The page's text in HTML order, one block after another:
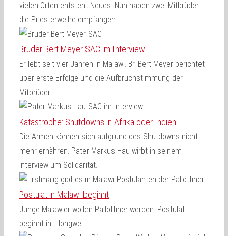
vielen Orten entsteht Neues. Nun haben zwei Mitbrüder
die Priesterweihe empfangen.
Bruder Bert Meyer SAC im Interview
Er lebt seit vier Jahren in Malawi. Br. Bert Meyer berichtet
über erste Erfolge und die Aufbruchstimmung der
Mitbrüder.
Katastrophe: Shutdowns in Afrika oder Indien
Die Armen können sich aufgrund des Shutdowns nicht
mehr ernähren. Pater Markus Hau wirbt in seinem
Interview um Solidarität.
Postulat in Malawi beginnt
Junge Malawier wollen Pallottiner werden. Postulat
beginnt in Lilongwe.